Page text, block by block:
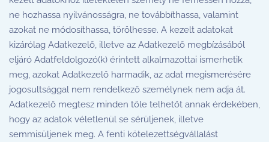
ne hozhassa nyilvánosságra, ne továbbíthassa, valamint
azokat ne módosíthassa, törölhesse. A kezelt adatokat
kizárólag Adatkezelő, illetve az Adatkezelő megbízásából
eljáró Adatfeldolgozó(k) érintett alkalmazottai ismerhetik
meg, azokat Adatkezelő harmadik, az adat megismerésére
jogosultsággal nem rendelkező személynek nem adja át.
Adatkezelő megtesz minden tőle telhetőt annak érdekében,
hogy az adatok véletlenül se sérüljenek, illetve
semmisüljenek meg. A fenti kötelezettségvállalást